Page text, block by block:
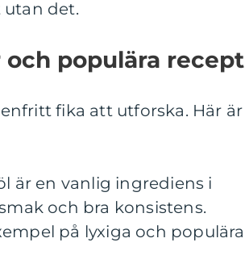
det.
populära recept
fika att utforska. Här är
är en vanlig ingrediens i
och bra konsistens.
på lyxiga och populära